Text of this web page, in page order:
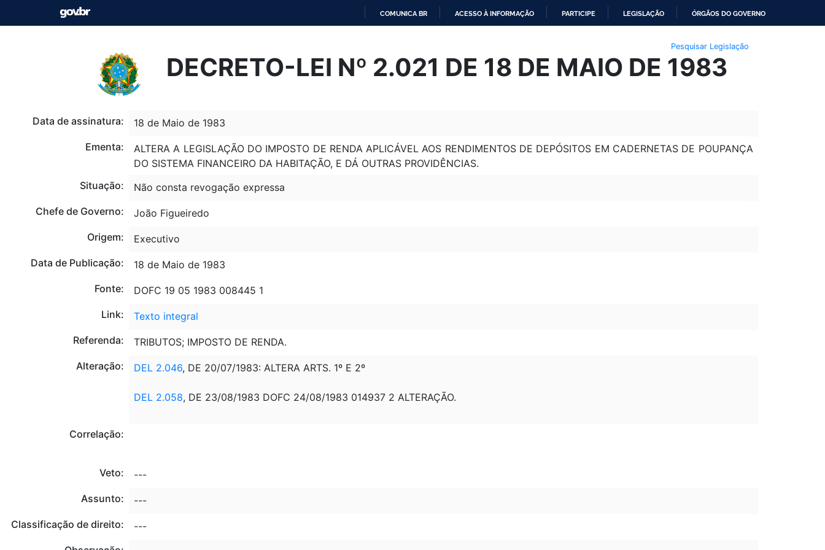
O
CONTEÚDO
COMUNICA BR ACESSO À INFORMAÇÃO PARTICIPE LEGISLAÇÃO ÓRGÃOS DO GOVERNO
Pesquisar Legislação
DECRETO-LEI Nº 2.021 DE 18 DE MAIO DE 1983
Data de assinatura:
18 de Maio de 1983
Ementa:
ALTERA A LEGISLAÇÃO DO IMPOSTO DE RENDA APLICÁVEL AOS RENDIMENTOS DE DEPÓSITOS EM CADERNETAS DE POUPANÇA
DO SISTEMA FINANCEIRO DA HABITAÇÃO, E DÁ OUTRAS PROVIDÊNCIAS.
Situação:
Não consta revogação expressa
Chefe de Governo:
João Figueiredo
Origem:
Executivo
Data de Publicação:
18 de Maio de 1983
Fonte:
DOFC 19 05 1983 008445 1
Link:
Texto integral
Referenda:
TRIBUTOS; IMPOSTO DE RENDA.
Alteração:
DEL 2.046, DE 20/07/1983: ALTERA ARTS. 1º E 2º
DEL 2.058, DE 23/08/1983 DOFC 24/08/1983 014937 2 ALTERAÇÃO.
Correlação:
Veto:
---
Assunto:
---
Classificação de direito:
---